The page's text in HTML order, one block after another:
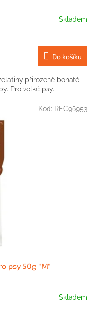
Skladem
Do košíku
přirozeně bohaté
Pro velké psy.
psy 50g "M"
Skladem
Kód: REC96953